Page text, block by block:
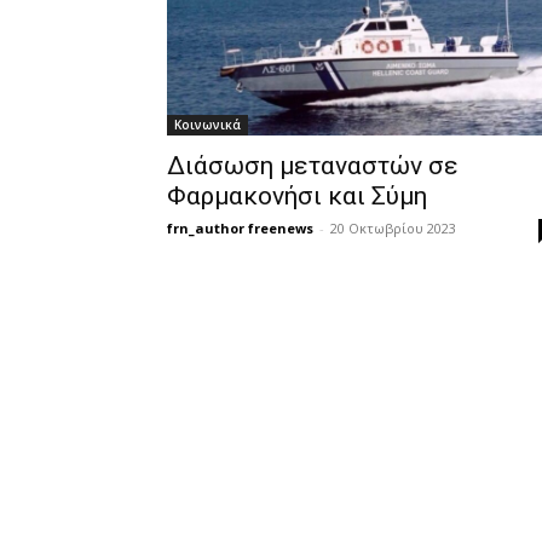
Κοινωνικά
Διάσωση μεταναστών σε
Φαρμακονήσι και Σύμη
frn_author freenews - 20 Οκτωβρίου 2023